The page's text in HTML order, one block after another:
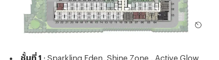
ชั้นที่ 1 : Sparkling Eden, Shine Zone , Active Glow